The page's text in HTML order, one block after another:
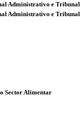
Administrativo e
Administrativo e
Sector Alimentar